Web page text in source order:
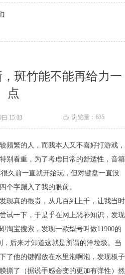
斑竹能不能再给力一
点
频繁的人，而我本人又不喜好打游戏，
别看重，为了考虑日常的舒适性，音箱
久前一直就开始玩，但对键盘一直没
个字蹦入了我的眼前。
现真的很贵，从几百到上千，让我当时
试一下，于是乎在网上恶补知识，发现
淘宝搜索，发现一款型号叫做11900的
后来才知道这就是所谓的洋垃圾。当
了他的键帽放在水里泡啊泡，发现板子
撕了（据说手感会变的更加有弹性）然
15:03 ꄘ 浏览量： 635